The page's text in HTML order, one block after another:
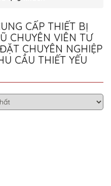
CẤP THIẾT BỊ
CHUYÊN VIÊN TƯ
CHUYÊN NGHIỆP
CẦU THIẾT YẾU